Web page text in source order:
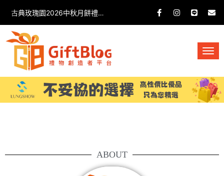
古典玫瑰園2026中秋月餅禮盒開箱分享 / 餐飲門市下午茶 體驗分享
ABOUT